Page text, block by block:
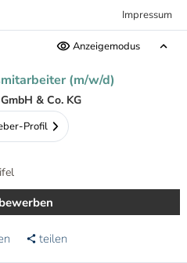
Impressum
Anzeigemodus
(m/w/d)
& Co. KG
Profil
teilen